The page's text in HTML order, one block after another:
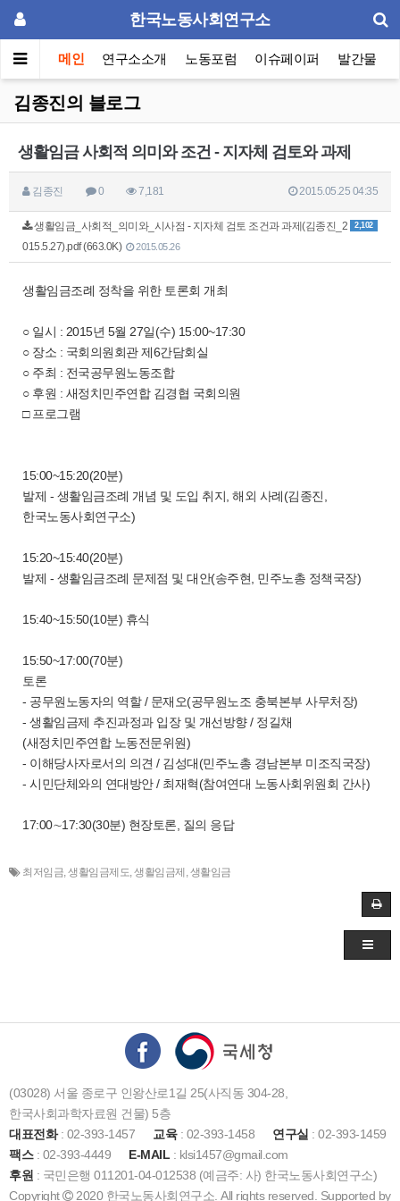
한국노동사회연구소
메인 연구소소개 노동포럼 이슈페이퍼 발간물
김종진의 블로그
생활임금 사회적 의미와 조건 - 지자체 검토와 과제
김종진 0 7,181 2015.05.25 04:35
2,102
생활임금_사회적_의미와_시사점 - 지자체 검토 조건과 과제(김종진_2
015.5.27).pdf (663.0K)
2015.05.26
생활임금조례 정착을 위한 토론회 개최
○ 일시 : 2015년 5월 27일(수) 15:00~17:30
○ 장소 : 국회의원회관 제6간담회실
○ 주최 : 전국공무원노동조합
○ 후원 : 새정치민주연합 김경협 국회의원
□ 프로그램
15:00~15:20(20분)
발제 - 생활임금조례 개념 및 도입 취지, 해외 사례(김종진,
한국노동사회연구소)
15:20~15:40(20분)
발제 - 생활임금조례 문제점 및 대안(송주현, 민주노총 정책국장)
15:40~15:50(10분) 휴식
15:50~17:00(70분)
토론
- 공무원노동자의 역할 / 문재오(공무원노조 충북본부 사무처장)
- 생활임금제 추진과정과 입장 및 개선방향 / 정길채
(새정치민주연합 노동전문위원)
- 이해당사자로서의 의견 / 김성대(민주노총 경남본부 미조직국장)
- 시민단체와의 연대방안 / 최재혁(참여연대 노동사회위원회 간사)
17:00∼17:30(30분) 현장토론, 질의 응답
최저임금,생활임금제도,생활임금제 ,생활임금
(03028) 서울 종로구 인왕산로1길 25(사직동 304-28,
한국사회과학자료원 건물) 5층
대표전화: 02-393-1457 교육: 02-393-1458 연구실 : 02-393-1459
팩스: 02-393-4449 E-MAIL : klsi1457@gmail.com
후원 : 국민은행 011201-04-012538 (예금주: 사) 한국노동사회연구소)
Copyright
2020 한국노동사회연구소. All rights reserved. Supported by